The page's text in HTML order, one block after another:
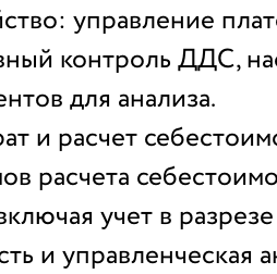
управление
контроль ДДС,
для анализа.
и расчет
расчета
учет в
и управленческая